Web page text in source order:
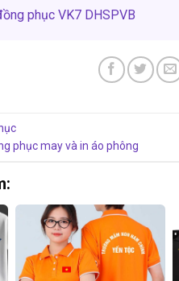
phục VK7 DHSPVB
phụcmay và in áo phông